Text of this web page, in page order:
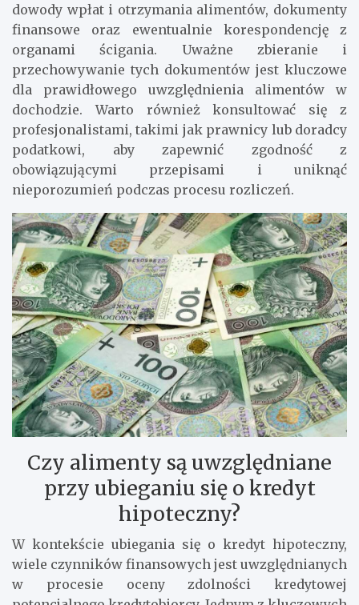
dowody wpłat i otrzymania alimentów, dokumenty
finansowe oraz ewentualnie korespondencję z
organami ścigania. Uważne zbieranie i
przechowywanie tych dokumentów jest kluczowe
dla prawidłowego uwzględnienia alimentów w
dochodzie. Warto również konsultować się z
profesjonalistami, takimi jak prawnicy lub doradcy
podatkowi, aby zapewnić zgodność z
obowiązującymi przepisami i uniknąć
nieporozumień podczas procesu rozliczeń.
Czy alimenty są uwzględniane
przy ubieganiu się o kredyt
hipoteczny?
W kontekście ubiegania się o kredyt hipoteczny,
wiele czynników finansowych jest uwzględnianych
w procesie oceny zdolności kredytowej